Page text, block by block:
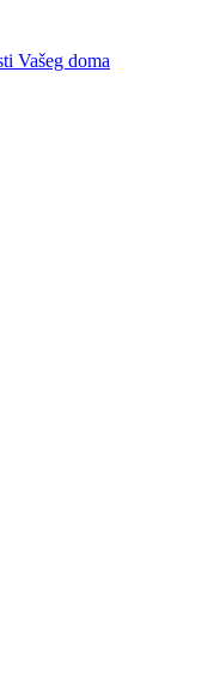
Vašeg doma